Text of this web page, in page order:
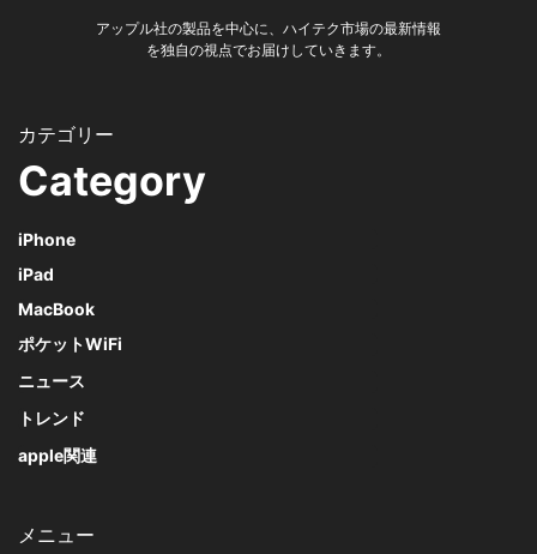
アップル社の製品を中心に、ハイテク市場の最新情報
を独自の視点でお届けしていきます。
Category
iPhone
iPad
MacBook
ポケットWiFi
ニュース
トレンド
apple関連